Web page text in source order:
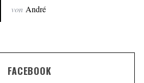
von André
FACEBOOK